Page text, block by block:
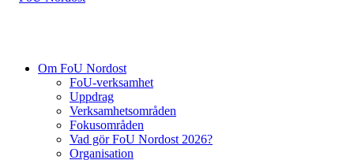
Om FoU Nordost
FoU-verksamhet
Uppdrag
Verksamhetsområden
Fokusområden
Vad gör FoU Nordost 2026?
Organisation